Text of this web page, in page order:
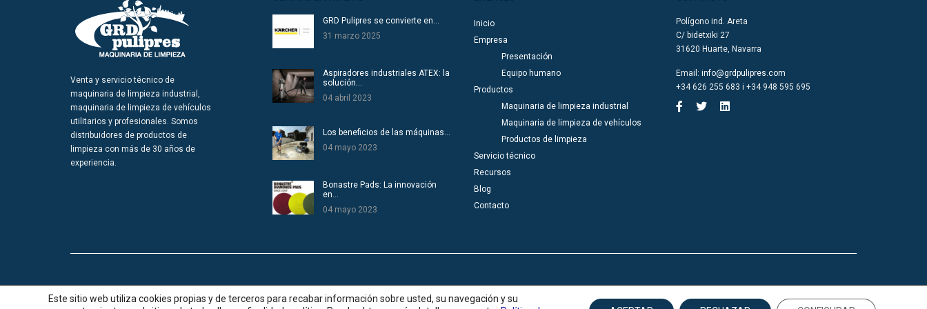
Venta y servicio técnico de
maquinaria de limpieza industrial,
maquinaria de limpieza de vehículos
utilitarios y profesionales. Somos
distribuidores de productos de
limpieza con más de 30 años de
experiencia.
GRD Pulipres se convierte en…
31 marzo 2025
Aspiradores industriales ATEX: la
solución…
04 abril 2023
Los beneficios de las máquinas…
04 mayo 2023
Bonastre Pads: La innovación
en…
04 mayo 2023
Inicio
Empresa
Presentación
Equipo humano
Productos
Maquinaria de limpieza industrial
Maquinaria de limpieza de vehículos
Productos de limpieza
Servicio técnico
Recursos
Blog
Contacto
Polígono ind. Areta
C/ bidetxiki 27
31620 Huarte, Navarra
Email: info@grdpulipres.com
+34 626 255 683 i +34 948 595 695
© GRD pulipres |Aviso legal|Política de cookies|Política de privacidad|Créditos
Este sitio web utiliza cookies propias y de terceros para recabar información sobre usted, su navegación y su